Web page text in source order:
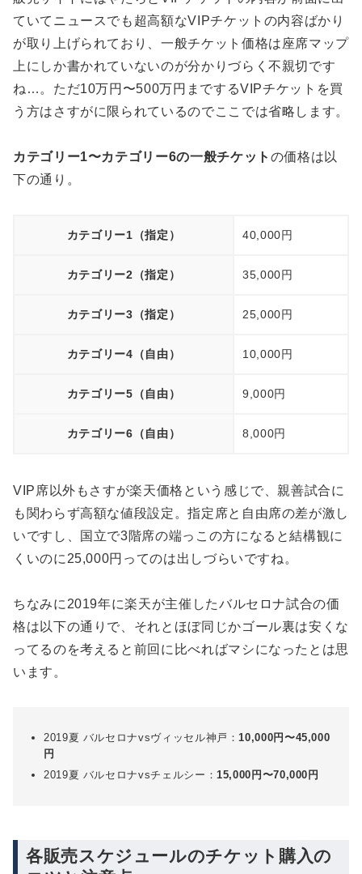
ていてニュースでも超高額なVIPチケットの内容ばかり
が取り上げられており、一般チケット価格は座席マップ
上にしか書かれていないのが分かりづらく不親切です
ね…。ただ10万円〜500万円までするVIPチケットを買
う方はさすがに限られているのでここでは省略します。
カテゴリー1〜カテゴリー6の一般チケット の価格は以
下の通り。
カテゴリー1（指定） 40,000円
カテゴリー2（指定） 35,000円
カテゴリー3（指定） 25,000円
カテゴリー4（自由） 10,000円
カテゴリー5（自由） 9,000円
カテゴリー6（自由） 8,000円
VIP席以外もさすが楽天価格という感じで、親善試合に
も関わらず高額な値段設定。指定席と自由席の差が激し
いですし、国立で3階席の端っこの方になると結構観に
くいのに25,000円ってのは出しづらいですね。
ちなみに2019年に楽天が主催したバルセロナ試合の価
格は以下の通りで、それとほぼ同じかゴール裏は安くな
ってるのを考えると前回に比べればマシになったとは思
います。
2019夏 バルセロナvsヴィッセル神戸：10,000円〜45,000
円
2019夏 バルセロナvsチェルシー：15,000円〜70,000円
各販売スケジュールのチケット購入の